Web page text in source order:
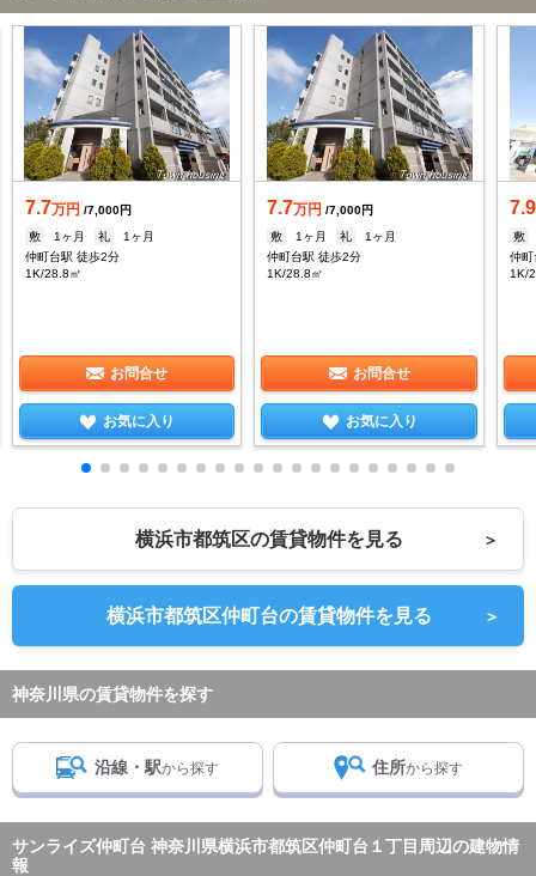
7.7万円 /7,000円
敷
1ヶ月 礼
1ヶ月
仲町台駅 徒歩2分
1K/28.8㎡
お問合せ
お気に入り
7.7万円 /7,000円
敷
1ヶ月 礼
1ヶ月
仲町台駅 徒歩2分
1K/28.8㎡
お問合せ
お気に入り
7.9
敷
仲町
1K/
横浜市都筑区の賃貸物件を見る ＞
横浜市都筑区仲町台の賃貸物件を見る ＞
神奈川県の賃貸物件を探す
沿線・駅から探す 住所から探す
サンライズ仲町台 神奈川県横浜市都筑区仲町台１丁目周辺の建物情
報